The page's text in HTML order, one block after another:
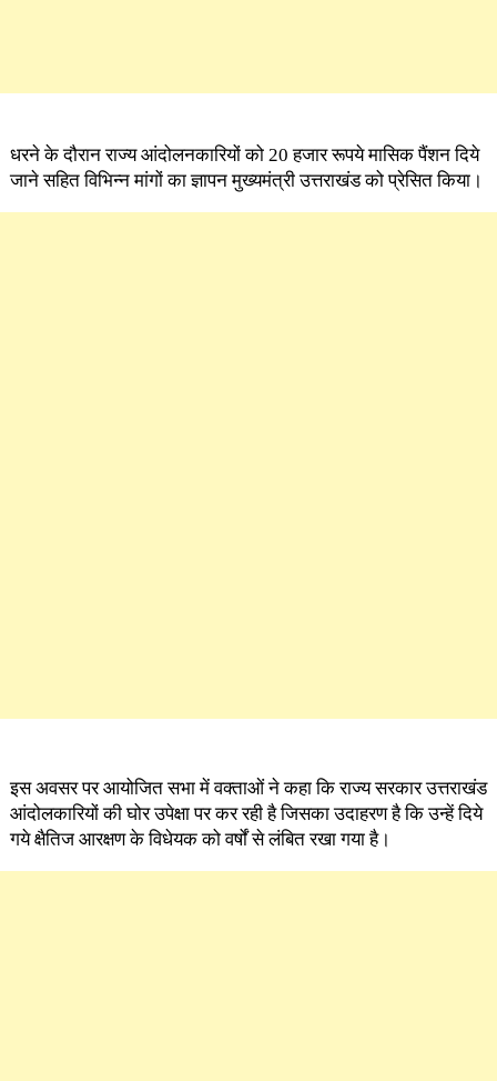
धरने के दौरान राज्य आंदोलनकारियों को 20 हजार रूपये मासिक पैंशन दिये
जाने सहित विभिन्न मांगों का ज्ञापन मुख्यमंत्री उत्तराखंड को प्रेसित किया।
इस अवसर पर आयोजित सभा में वक्ताओं ने कहा कि राज्य सरकार उत्तराखंड
आंदोलकारियों की घोर उपेक्षा पर कर रही है जिसका उदाहरण है कि उन्हें दिये
गये क्षैतिज आरक्षण के विधेयक को वर्षों से लंबित रखा गया है।